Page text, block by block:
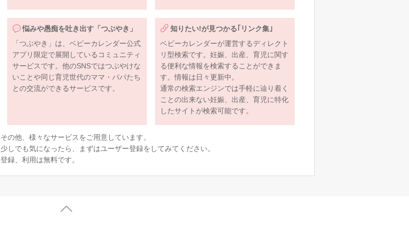
悩みや愚痴を吐き出す「つぶやき」
「つぶやき」は、ベビーカレンダー公式
アプリ限定で展開しているコミュニティ
サービスです。他のSNSではつぶやけな
いことや同じ育児世代のママ・パパたち
との交流ができるサービスです。
知りたい!が見つかる｢リンク集｣
ベビーカレンダーが運営するディレクト
リ型検索です。妊娠、出産、育児に関す
る便利な情報を検索することができま
す。情報は日々更新中。
通常の検索エンジンでは手軽に辿り着く
ことの出来ない妊娠、出産、育児に特化
したサイトが検索可能です。
その他、様々なサービスをご用意しています。
少しでも気になったら、まずはユーザー登録をしてみてください。
登録、利用は無料です。